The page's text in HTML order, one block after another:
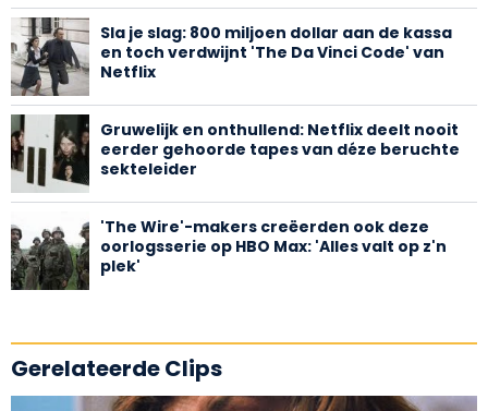
Sla je slag: 800 miljoen dollar aan de kassa
en toch verdwijnt 'The Da Vinci Code' van
Netflix
Gruwelijk en onthullend: Netflix deelt nooit
eerder gehoorde tapes van déze beruchte
sekteleider
'The Wire'-makers creëerden ook deze
oorlogsserie op HBO Max: 'Alles valt op z'n
plek'
Gerelateerde Clips